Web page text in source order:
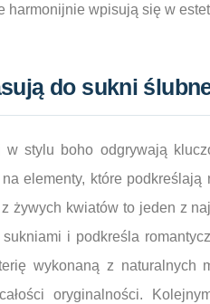
harmonijnie wpisują się w
do sukni
w stylu boho odgrywają
elementy, które
żywych kwiatów to jeden z
i podkreśla
wykonaną z naturalnych
oryginalności.